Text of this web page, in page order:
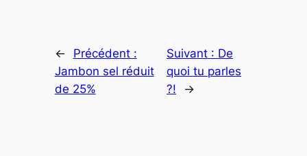
←
Précédent :
Jambon sel réduit
de 25%
Suivant : De
quoi tu parles
?!
→